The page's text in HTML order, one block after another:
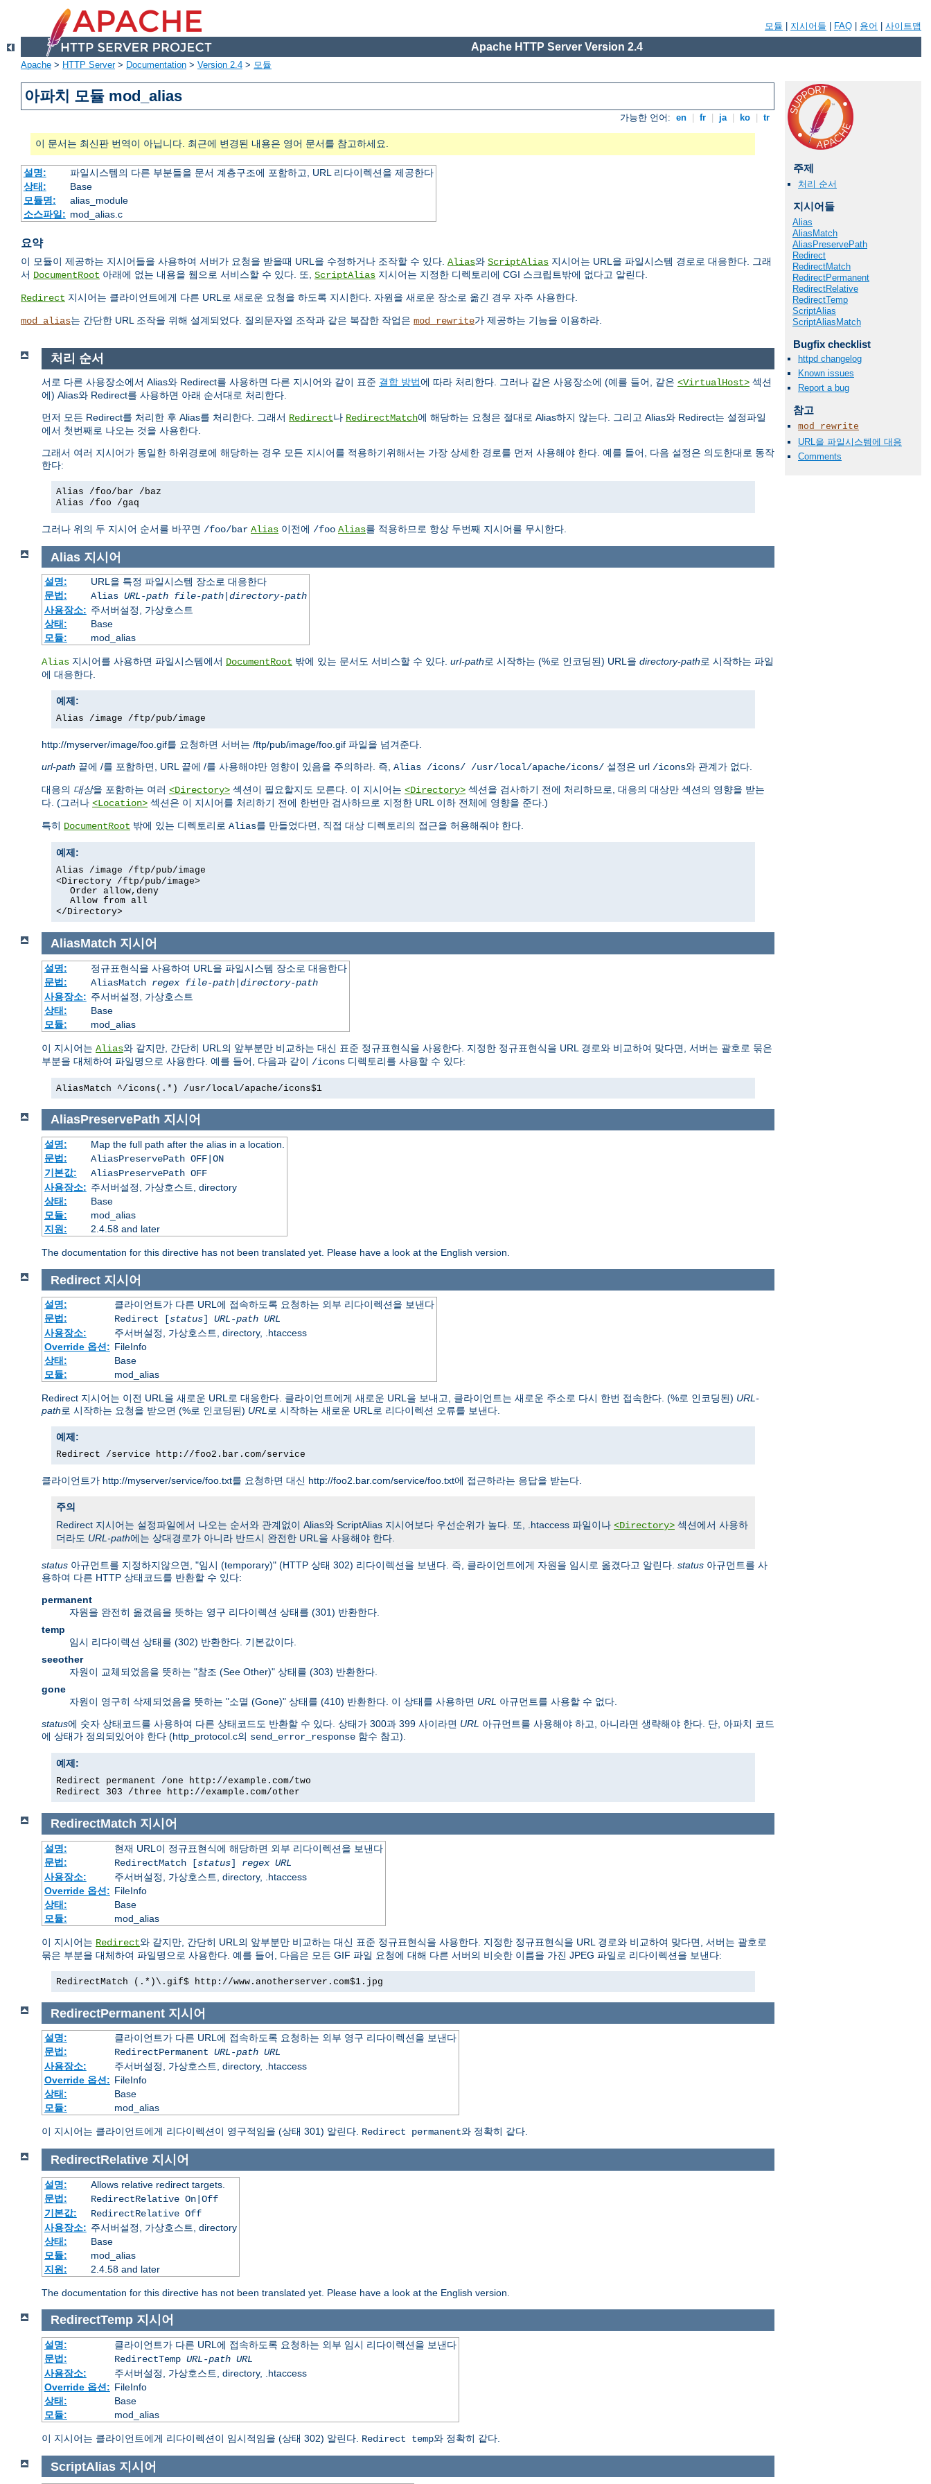
모듈 지시어들 FAQ 용어 사이트맵
Apache HTTP Server Version 2.4
Apache > HTTP Server> Documentation > Version 2.4 > 모듈
아파치 모듈 mod_alias
가능한 언어: en fr ja ko tr
이 문서는 최신판 번역이 아닙니다. 최근에 변경된 내용은 영어 문서를 참고하세요.
설명:
파일시스템의 다른 부분들을 문서 계층구조에 포함하고, URL 리다이렉션을 제공한다
상태:
Base
모듈명:
alias_module
소스파일: mod_alias.c
요약
이 모듈이 제공하는 지시어들을 사용하여 서버가 요청을 받을때 URL을 수정하거나 조작할 수 있다. Alias와 ScriptAlias 지시어는 URL을 파일시스템 경로로 대응한다. 그래
서 DocumentRoot 아래에 없는 내용을 웹으로 서비스할 수 있다. 또, ScriptAlias 지시어는 지정한 디렉토리에 CGI 스크립트밖에 없다고 알린다.
Redirect 지시어는 클라이언트에게 다른 URL로 새로운 요청을 하도록 지시한다. 자원을 새로운 장소로 옮긴 경우 자주 사용한다.
mod_alias는 간단한 URL 조작을 위해 설계되었다. 질의문자열 조작과 같은 복잡한 작업은 mod_rewrite가 제공하는 기능을 이용하라.
주제
처리 순서
지시어들
Alias
AliasMatch
AliasPreservePath
Redirect
RedirectMatch
RedirectPermanent
RedirectRelative
RedirectTemp
ScriptAlias
ScriptAliasMatch
Bugfix checklist
httpd changelog
Known issues
Report a bug
참고
mod_rewrite
URL을 파일시스템에 대응
Comments
처리 순서
서로 다른 사용장소에서 Alias와 Redirect를 사용하면 다른 지시어와 같이 표준 결합 방법에 따라 처리한다. 그러나 같은 사용장소에 (예를 들어, 같은 <VirtualHost> 섹션
에) Alias와 Redirect를 사용하면 아래 순서대로 처리한다.
먼저 모든 Redirect를 처리한 후 Alias를 처리한다. 그래서 Redirect나 RedirectMatch에 해당하는 요청은 절대로 Alias하지 않는다. 그리고 Alias와 Redirect는 설정파일
에서 첫번째로 나오는 것을 사용한다.
그래서 여러 지시어가 동일한 하위경로에 해당하는 경우 모든 지시어를 적용하기위해서는 가장 상세한 경로를 먼저 사용해야 한다. 예를 들어, 다음 설정은 의도한대로 동작
한다:
Alias /foo/bar /baz
Alias /foo /gaq
그러나 위의 두 지시어 순서를 바꾸면 /foo/bar Alias 이전에 /foo Alias를 적용하므로 항상 두번째 지시어를 무시한다.
Alias 지시어
설명:
URL을 특정 파일시스템 장소로 대응한다
문법:
Alias URL-path file-path| directory-path
사용장소: 주서버설정, 가상호스트
상태:
Base
모듈:
mod_alias
Alias 지시어를 사용하면 파일시스템에서 DocumentRoot 밖에 있는 문서도 서비스할 수 있다. url-path로 시작하는 (%로 인코딩된) URL을 directory-path로 시작하는 파일
에 대응한다.
예제:
Alias /image /ftp/pub/image
http://myserver/image/foo.gif를 요청하면 서버는 /ftp/pub/image/foo.gif 파일을 넘겨준다.
url-path 끝에 /를 포함하면, URL 끝에 /를 사용해야만 영향이 있음을 주의하라. 즉, Alias /icons/ /usr/local/apache/icons/ 설정은 url /icons와 관계가 없다.
대응의 대상을 포함하는 여러 <Directory> 섹션이 필요할지도 모른다. 이 지시어는 <Directory> 섹션을 검사하기 전에 처리하므로, 대응의 대상만 섹션의 영향을 받는
다. (그러나 <Location> 섹션은 이 지시어를 처리하기 전에 한번만 검사하므로 지정한 URL 이하 전체에 영향을 준다.)
특히 DocumentRoot 밖에 있는 디렉토리로 Alias를 만들었다면, 직접 대상 디렉토리의 접근을 허용해줘야 한다.
예제:
Alias /image /ftp/pub/image
<Directory /ftp/pub/image>
Order allow,deny
Allow from all
</Directory>
AliasMatch 지시어
설명:
정규표현식을 사용하여 URL을 파일시스템 장소로 대응한다
문법:
AliasMatch regex file-path| directory-path
사용장소: 주서버설정, 가상호스트
상태:
Base
모듈:
mod_alias
이 지시어는 Alias와 같지만, 간단히 URL의 앞부분만 비교하는 대신 표준 정규표현식을 사용한다. 지정한 정규표현식을 URL 경로와 비교하여 맞다면, 서버는 괄호로 묶은
부분을 대체하여 파일명으로 사용한다. 예를 들어, 다음과 같이 /icons 디렉토리를 사용할 수 있다:
AliasMatch ^/icons(.*) /usr/local/apache/icons$1
AliasPreservePath 지시어
설명:
Map the full path after the alias in a location.
문법:
AliasPreservePath OFF|ON
기본값:
AliasPreservePath OFF
사용장소: 주서버설정, 가상호스트, directory
상태:
Base
모듈:
mod_alias
지원:
2.4.58 and later
The documentation for this directive has not been translated yet. Please have a look at the English version.
Redirect 지시어
설명:
클라이언트가 다른 URL에 접속하도록 요청하는 외부 리다이렉션을 보낸다
문법:
Redirect [status] URL-path URL
사용장소:
주서버설정, 가상호스트, directory, .htaccess
Override 옵션: FileInfo
상태:
Base
모듈:
mod_alias
Redirect 지시어는 이전 URL을 새로운 URL로 대응한다. 클라이언트에게 새로운 URL을 보내고, 클라이언트는 새로운 주소로 다시 한번 접속한다. (%로 인코딩된) URL-
path로 시작하는 요청을 받으면 (%로 인코딩된) URL로 시작하는 새로운 URL로 리다이렉션 오류를 보낸다.
예제:
Redirect /service http://foo2.bar.com/service
클라이언트가 http://myserver/service/foo.txt를 요청하면 대신 http://foo2.bar.com/service/foo.txt에 접근하라는 응답을 받는다.
주의
Redirect 지시어는 설정파일에서 나오는 순서와 관계없이 Alias와 ScriptAlias 지시어보다 우선순위가 높다. 또, .htaccess 파일이나 <Directory> 섹션에서 사용하
더라도 URL-path에는 상대경로가 아니라 반드시 완전한 URL을 사용해야 한다.
status 아규먼트를 지정하지않으면, "임시 (temporary)" (HTTP 상태 302) 리다이렉션을 보낸다. 즉, 클라이언트에게 자원을 임시로 옮겼다고 알린다. status 아규먼트를 사
용하여 다른 HTTP 상태코드를 반환할 수 있다:
permanent
자원을 완전히 옮겼음을 뜻하는 영구 리다이렉션 상태를 (301) 반환한다.
temp
임시 리다이렉션 상태를 (302) 반환한다. 기본값이다.
seeother
자원이 교체되었음을 뜻하는 "참조 (See Other)" 상태를 (303) 반환한다.
gone
자원이 영구히 삭제되었음을 뜻하는 "소멸 (Gone)" 상태를 (410) 반환한다. 이 상태를 사용하면 URL 아규먼트를 사용할 수 없다.
status에 숫자 상태코드를 사용하여 다른 상태코드도 반환할 수 있다. 상태가 300과 399 사이라면 URL 아규먼트를 사용해야 하고, 아니라면 생략해야 한다. 단, 아파치 코드
에 상태가 정의되있어야 한다 (http_protocol.c의 send_error_response 함수 참고).
예제:
Redirect permanent /one http://example.com/two
Redirect 303 /three http://example.com/other
RedirectMatch 지시어
설명:
현재 URL이 정규표현식에 해당하면 외부 리다이렉션을 보낸다
문법:
RedirectMatch [status] regex URL
사용장소:
주서버설정, 가상호스트, directory, .htaccess
Override 옵션: FileInfo
상태:
Base
모듈:
mod_alias
이 지시어는 Redirect와 같지만, 간단히 URL의 앞부분만 비교하는 대신 표준 정규표현식을 사용한다. 지정한 정규표현식을 URL 경로와 비교하여 맞다면, 서버는 괄호로
묶은 부분을 대체하여 파일명으로 사용한다. 예를 들어, 다음은 모든 GIF 파일 요청에 대해 다른 서버의 비슷한 이름을 가진 JPEG 파일로 리다이렉션을 보낸다:
RedirectMatch (.*)\.gif$ http://www.anotherserver.com$1.jpg
RedirectPermanent 지시어
설명:
클라이언트가 다른 URL에 접속하도록 요청하는 외부 영구 리다이렉션을 보낸다
문법:
RedirectPermanent URL-path URL
사용장소:
주서버설정, 가상호스트, directory, .htaccess
Override 옵션: FileInfo
상태:
Base
모듈:
mod_alias
이 지시어는 클라이언트에게 리다이렉션이 영구적임을 (상태 301) 알린다. Redirect permanent와 정확히 같다.
RedirectRelative 지시어
설명:
Allows relative redirect targets.
문법:
RedirectRelative On|Off
기본값:
RedirectRelative Off
사용장소: 주서버설정, 가상호스트, directory
상태:
Base
모듈:
mod_alias
지원:
2.4.58 and later
The documentation for this directive has not been translated yet. Please have a look at the English version.
RedirectTemp 지시어
설명:
클라이언트가 다른 URL에 접속하도록 요청하는 외부 임시 리다이렉션을 보낸다
문법:
RedirectTemp URL-path URL
사용장소:
주서버설정, 가상호스트, directory, .htaccess
Override 옵션: FileInfo
상태:
Base
모듈:
mod_alias
이 지시어는 클라이언트에게 리다이렉션이 임시적임을 (상태 302) 알린다. Redirect temp와 정확히 같다.
ScriptAlias 지시어